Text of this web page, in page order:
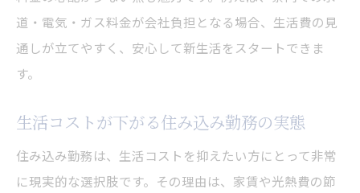
道・電気・ガス料金が会社負担となる場合、生活費の見
通しが立てやすく、安心して新生活をスタートできま
す。
生活コストが下がる住み込み勤務の実態
住み込み勤務は、生活コストを抑えたい方にとって非常
に現実的な選択肢です。その理由は、家賃や光熱費の節